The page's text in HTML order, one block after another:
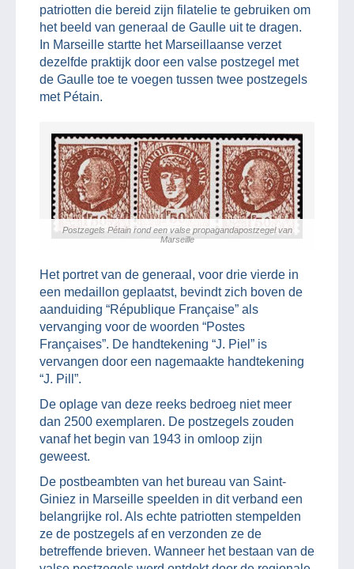
patriotten die bereid zijn filatelie te gebruiken om
het beeld van generaal de Gaulle uit te dragen.
In Marseille startte het Marseillaanse verzet
dezelfde praktijk door een valse postzegel met
de Gaulle toe te voegen tussen twee postzegels
met Pétain.
Postzegels Pétain rond een valse propagandapostzegel van
Marseille
Het portret van de generaal, voor drie vierde in
een medaillon geplaatst, bevindt zich boven de
aanduiding “République Française” als
vervanging voor de woorden “Postes
Françaises”. De handtekening “J. Piel” is
vervangen door een nagemaakte handtekening
“J. Pill”.
De oplage van deze reeks bedroeg niet meer
dan 2500 exemplaren. De postzegels zouden
vanaf het begin van 1943 in omloop zijn
geweest.
De postbeambten van het bureau van Saint-
Giniez in Marseille speelden in dit verband een
belangrijke rol. Als echte patriotten stempelden
ze de postzegels af en verzonden ze de
betreffende brieven. Wanneer het bestaan van de